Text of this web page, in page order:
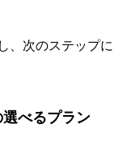
、次のステップに
べるプラン